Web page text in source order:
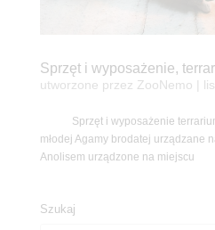
Sprzęt i wyposażenie,
utworzone przez ZooNemo
Sprzęt i wyposażenie
młodej Agamy brodatej
Anolisem urządzone na miejscu
Szukaj